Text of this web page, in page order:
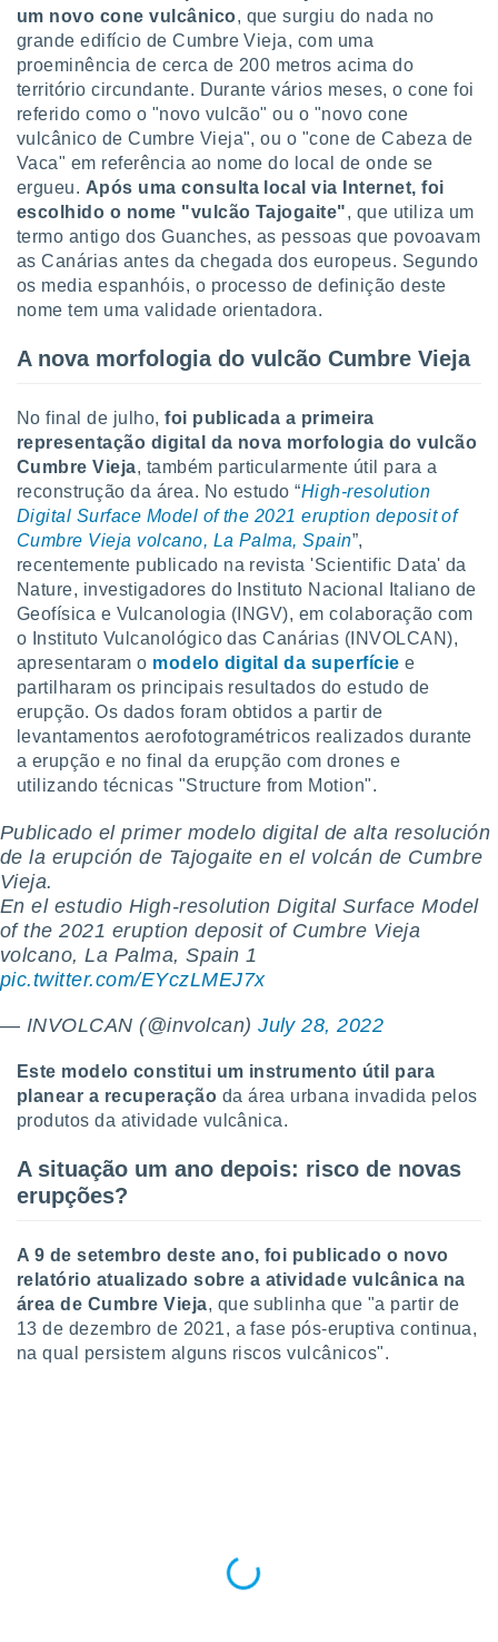
um novo cone vulcânico, que surgiu do nada no
grande edifício de Cumbre Vieja, com uma
proeminência de cerca de 200 metros acima do
território circundante. Durante vários meses, o cone foi
referido como o "novo vulcão" ou o "novo cone
vulcânico de Cumbre Vieja", ou o "cone de Cabeza de
Vaca" em referência ao nome do local de onde se
ergueu. Após uma consulta local via Internet, foi
escolhido o nome "vulcão Tajogaite", que utiliza um
termo antigo dos Guanches, as pessoas que povoavam
as Canárias antes da chegada dos europeus. Segundo
os media espanhóis, o processo de definição deste
nome tem uma validade orientadora.
A nova morfologia do vulcão Cumbre Vieja
No final de julho,foi publicada a primeira
representação digital da nova morfologia do vulcão
Cumbre Vieja, também particularmente útil para a
reconstrução da área. No estudo “High-resolution
Digital Surface Model of the 2021 eruption deposit of
Cumbre Vieja volcano, La Palma, Spain”,
recentemente publicado na revista 'Scientific Data' da
Nature, investigadores do Instituto Nacional Italiano de
Geofísica e Vulcanologia (INGV), em colaboração com
o Instituto Vulcanológico das Canárias (INVOLCAN),
apresentaram o modelo digital da superfície e
partilharam os principais resultados do estudo de
erupção. Os dados foram obtidos a partir de
levantamentos aerofotogramétricos realizados durante
a erupção e no final da erupção com drones e
utilizando técnicas "Structure from Motion".
Publicado el primer modelo digital de alta resolución
de la erupción de Tajogaite en el volcán de Cumbre
Vieja.
En el estudio High-resolution Digital Surface Model
of the 2021 eruption deposit of Cumbre Vieja
volcano, La Palma, Spain 1
pic.twitter.com/EYczLMEJ7x
— INVOLCAN (@involcan)July 28, 2022
Este modelo constitui um instrumento útil para
planear a recuperação da área urbana invadida pelos
produtos da atividade vulcânica.
A situação um ano depois: risco de novas
erupções?
A 9 de setembro deste ano, foi publicado o novo
relatório atualizado sobre a atividade vulcânica na
área de Cumbre Vieja, que sublinha que "a partir de
13 de dezembro de 2021, a fase pós-eruptiva continua,
na qual persistem alguns riscos vulcânicos".